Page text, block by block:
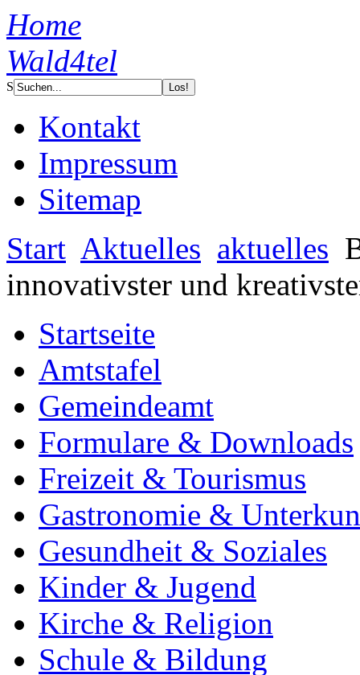
Home
Wald4tel
S
Kontakt
Impressum
Sitemap
Start Aktuelles aktuelles
innovativster und
Startseite
Amtstafel
Gemeindeamt
Formulare & Downloads
Freizeit & Tourismus
Gastronomie &
Gesundheit & Soziales
Kinder & Jugend
Kirche & Religion
Schule & Bildung